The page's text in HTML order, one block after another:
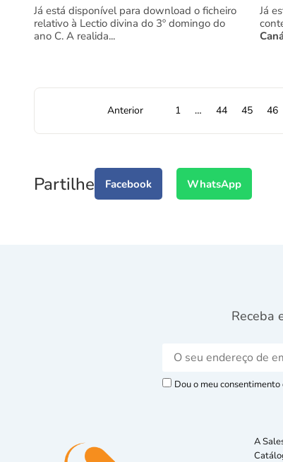
Já está disponível para download o ficheiro
relativo à Lectio divina do 3º domingo do
ano C. A realida...
Já
Anterior 1 … 44 45 46
Partilhe Facebook WhatsApp
Receba
Dou o meu
A